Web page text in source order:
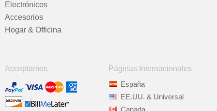
Electrónicos
Accesorios
Hogar & Officina
Acceptamos
Páginas Internacionales
España
EE.UU. & Universal
Canada